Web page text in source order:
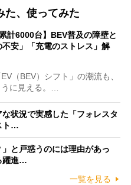
た、使ってみた
計6000台】BEV普及の障壁と
安」「充電のストレス」解
（BEV）シフト」の潮流も、
うに見える。…
状況で実感した「フォレスタ
ト…
と戸惑うのには理由があっ
躍進…
一覧を見る